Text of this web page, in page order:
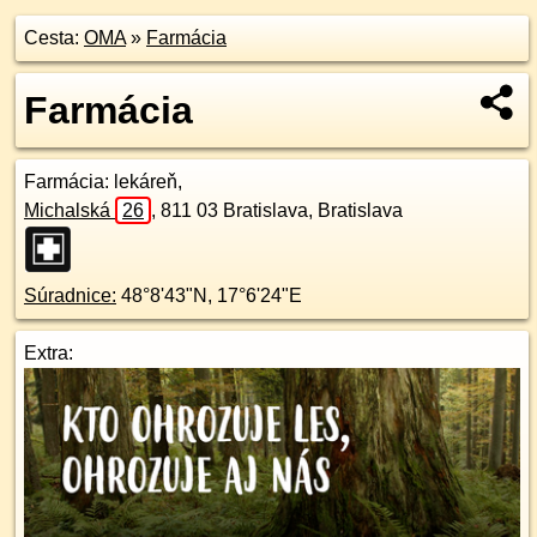
Cesta: OMA» Farmácia
Farmácia
Farmácia: lekáreň,
Michalská
26 , 811 03 Bratislava, Bratislava
Súradnice: 48°8'43"N , 17°6'24"E
Extra: